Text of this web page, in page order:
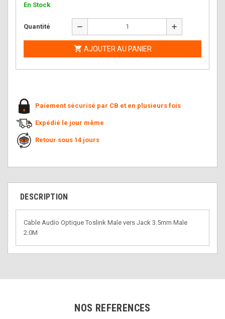
En Stock
Quantité remove add
 AJOUTER AU PANIER
Paiement sécurisé par CB et en plusieurs fois
Expédié le jour même
Retour sous 14 jours
DESCRIPTION
Cable Audio Optique Toslink Male vers Jack 3.5mm Male
2.0M
NOS REFERENCES